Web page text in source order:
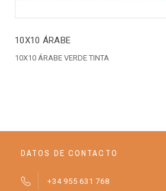
10X10 ÁRABE
10X10 ÁRABE VERDE TINTA
DATOS DE CONTACTO
+34 955 631 768